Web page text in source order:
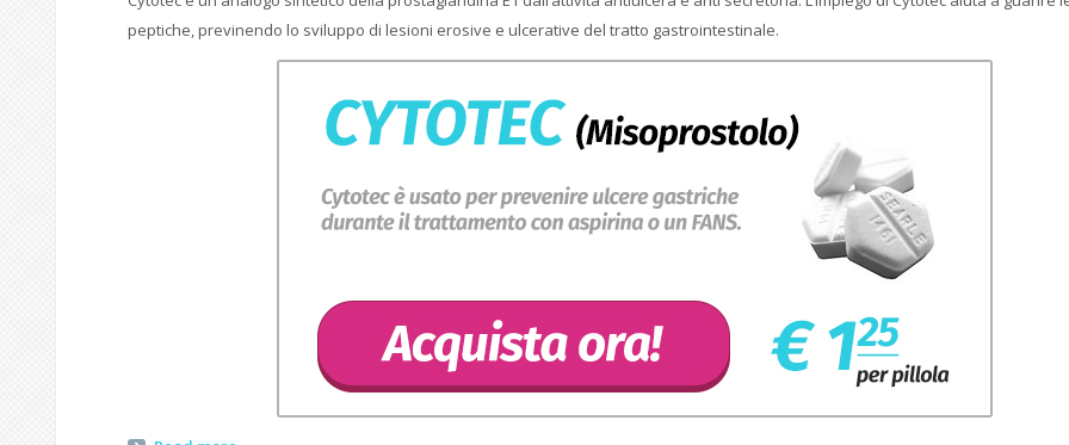
peptiche, previnendo lo sviluppo di lesioni erosive e ulcerative del tratto gastrointestinale.